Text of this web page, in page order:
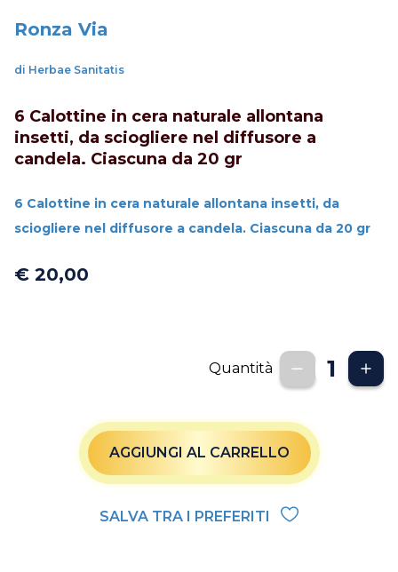
Ronza Via
di Herbae Sanitatis
6 Calottine in cera naturale allontana
insetti, da sciogliere nel diffusore a
candela. Ciascuna da 20 gr
6 Calottine in cera naturale allontana insetti, da
sciogliere nel diffusore a candela. Ciascuna da 20 gr
€ 20,00
Quantità
AGGIUNGI AL CARRELLO
SALVA TRA I PREFERITI